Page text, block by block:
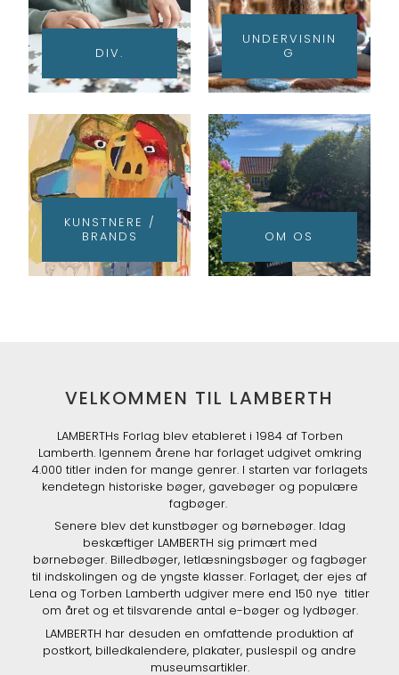
DIV.
UNDERVISNIN
G
KUNSTNERE /
BRANDS
OM OS
VELKOMMEN TIL LAMBERTH
LAMBERTHs Forlag blev etableret i 1984 af Torben
Lamberth. Igennem årene har forlaget udgivet omkring
4.000 titler inden for mange genrer. I starten var forlagets
kendetegn historiske bøger, gavebøger og populære
fagbøger.
Senere blev det kunstbøger og børnebøger. Idag
beskæftiger LAMBERTH sig primært med
børnebøger. Billedbøger, letlæsningsbøger og fagbøger
til indskolingen og de yngste klasser. Forlaget, der ejes af
Lena og Torben Lamberth udgiver mere end 150 nye titler
om året og et tilsvarende antal e-bøger og lydbøger.
LAMBERTH har desuden en omfattende produktion af
postkort, billedkalendere, plakater, puslespil og andre
museumsartikler.